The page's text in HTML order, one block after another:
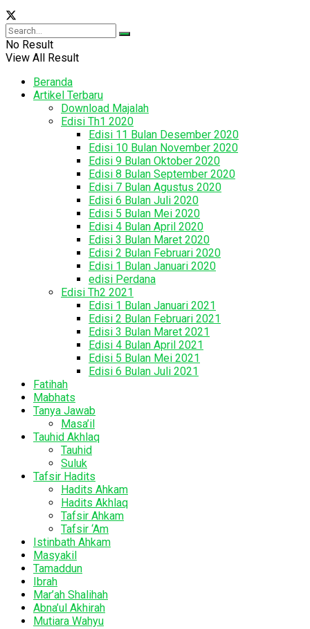
No Result
View All Result
Beranda
Artikel Terbaru
Download Majalah
Edisi Th1 2020
Edisi 11 Bulan Desember 2020
Edisi 10 Bulan November 2020
Edisi 9 Bulan Oktober 2020
Edisi 8 Bulan September 2020
Edisi 7 Bulan Agustus 2020
Edisi 6 Bulan Juli 2020
Edisi 5 Bulan Mei 2020
Edisi 4 Bulan April 2020
Edisi 3 Bulan Maret 2020
Edisi 2 Bulan Februari 2020
Edisi 1 Bulan Januari 2020
edisi Perdana
Edisi Th2 2021
Edisi 1 Bulan Januari 2021
Edisi 2 Bulan Februari 2021
Edisi 3 Bulan Maret 2021
Edisi 4 Bulan April 2021
Edisi 5 Bulan Mei 2021
Edisi 6 Bulan Juli 2021
Fatihah
Mabhats
Tanya Jawab
Masa’il
Tauhid Akhlaq
Tauhid
Suluk
Tafsir Hadits
Hadits Ahkam
Hadits Akhlaq
Tafsir Ahkam
Tafsir ‘Am
Istinbath Ahkam
Masyakil
Tamaddun
Ibrah
Mar’ah Shalihah
Abna’ul Akhirah
Mutiara Wahyu